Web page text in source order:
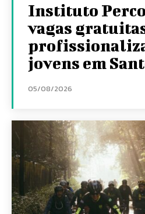
Instituto
vagas
jovens em
05/08/2026